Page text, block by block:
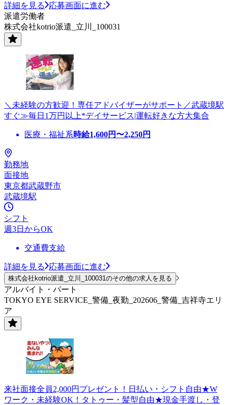
詳細を見る
応募画面に進む
派遣労働者
株式会社kotrio派遣_立川_100031
＼未経験の方歓迎！専任アドバイザーがサポート／武蔵境駅
すぐ≫毎日1万円以上*デイサービス|運転好きな方大集合
医療・福祉系時給1,600円〜2,250円
勤務地
面接地
東京都武蔵野市
武蔵境駅
シフト
週3日からOK
交通費支給
詳細を見る 応募画面に進む
株式会社kotrio派遣_立川_100031のその他の求人を見る
アルバイト・パート
TOKYO EYE SERVICE_警備_夜勤_202606_警備_吉祥寺エリ
ア
来社面接全員2,000円プレゼント！日払い・シフト自由★W
ワーク・未経験OK！タトゥー・髪型自由★現金手渡し・登